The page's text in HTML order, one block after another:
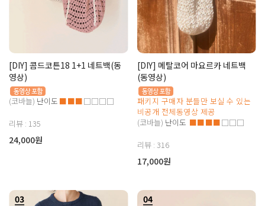
[DIY] 콤드코튼18 1+1 네트백(동
영상)
(코바늘) 난이도 ■■■□□□□
리뷰 : 135
24,000원
[DIY] 메탈코어 마요르카 네트백
(동영상)
패키지 구매자 분들만 보실 수 있는
비공개 전체동영상 제공
(코바늘) 난이도 ■■■■□□□
리뷰 : 316
17,000원
03 04